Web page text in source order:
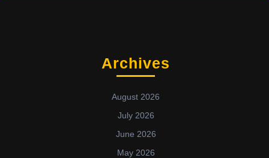
Archives
August 2026
July 2026
June 2026
May 2026